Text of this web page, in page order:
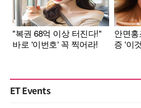
ET Events